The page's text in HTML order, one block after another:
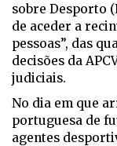
sobre Desporto
de aceder a
pessoas”, das
decisões da
judiciais.
No dia em que
portuguesa de
agentes